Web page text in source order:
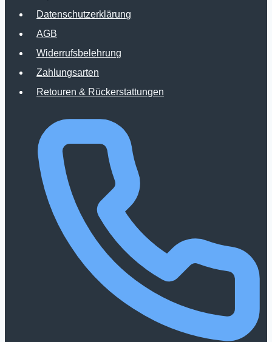
gewählt
werden
Datenschutzerklärung
AGB
Widerrufsbelehrung
Zahlungsarten
Retouren & Rückerstattungen